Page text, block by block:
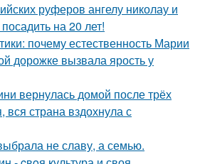
руферов ангелу николау и
на 20 лет!
почему естественность Марии
дорожке вызвала ярость у
вернулась домой после трёх
вся страна вздохнула с
не славу, а семью.